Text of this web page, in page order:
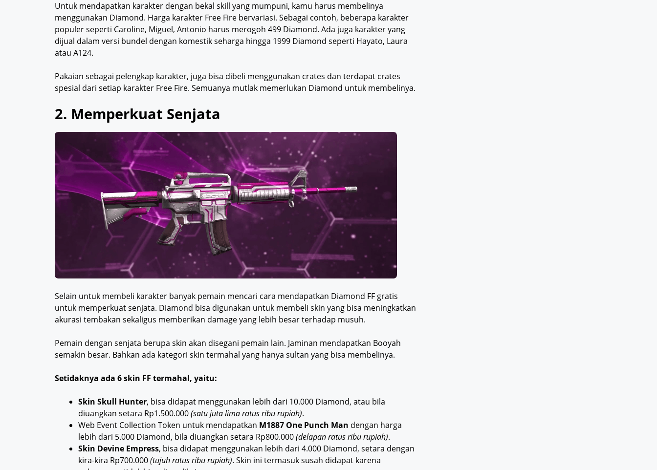
Untuk mendapatkan karakter dengan bekal skill yang mumpuni, kamu harus membelinya
menggunakan Diamond. Harga karakter Free Fire bervariasi. Sebagai contoh, beberapa karakter
populer seperti Caroline, Miguel, Antonio harus merogoh 499 Diamond. Ada juga karakter yang
dijual dalam versi bundel dengan komestik seharga hingga 1999 Diamond seperti Hayato, Laura
atau A124.
Pakaian sebagai pelengkap karakter, juga bisa dibeli menggunakan crates dan terdapat crates
spesial dari setiap karakter Free Fire. Semuanya mutlak memerlukan Diamond untuk membelinya.
2. Memperkuat Senjata
Selain untuk membeli karakter banyak pemain mencari cara mendapatkan Diamond FF gratis
untuk memperkuat senjata. Diamond bisa digunakan untuk membeli skin yang bisa meningkatkan
akurasi tembakan sekaligus memberikan damage yang lebih besar terhadap musuh.
Pemain dengan senjata berupa skin akan disegani pemain lain. Jaminan mendapatkan Booyah
semakin besar. Bahkan ada kategori skin termahal yang hanya sultan yang bisa membelinya.
Setidaknya ada 6 skin FF termahal, yaitu:
Skin Skull Hunter, bisa didapat menggunakan lebih dari 10.000 Diamond, atau bila
diuangkan setara Rp1.500.000(satu juta lima ratus ribu rupiah).
Web Event Collection Token untuk mendapatkan M1887 One Punch Man dengan harga
lebih dari 5.000 Diamond, bila diuangkan setara Rp800.000(delapan ratus ribu rupiah).
Skin Devine Empress, bisa didapat menggunakan lebih dari 4.000 Diamond, setara dengan
kira-kira Rp700.000(tujuh ratus ribu rupiah). Skin ini termasuk susah didapat karena